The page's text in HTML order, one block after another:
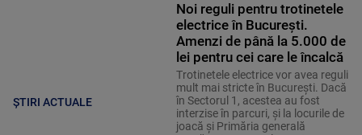
ȘTIRI ACTUALE
Noi reguli pentru trotinetele
electrice în București.
Amenzi de până la 5.000 de
lei pentru cei care le încalcă
Trotinetele electrice vor avea reguli
mult mai stricte în București. Dacă
în Sectorul 1, acestea au fost
interzise în parcuri, și la locurile de
joacă și Primăria generală